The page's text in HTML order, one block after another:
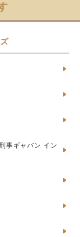
事ギャバン イン